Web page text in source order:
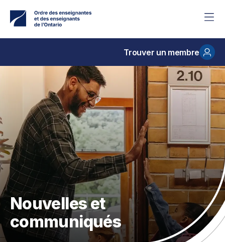
contenu
Trouver un membre
Nouvelles et
communiqués